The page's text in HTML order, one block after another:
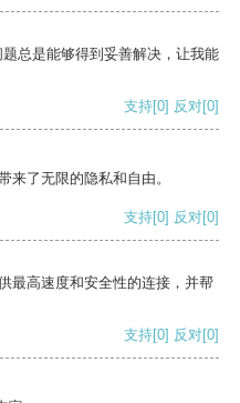
总是能够得到妥善解决，让我能
支持[0] 反对[0]
来了无限的隐私和自由。
支持[0] 反对[0]
最高速度和安全性的连接，并帮
支持[0] 反对[0]